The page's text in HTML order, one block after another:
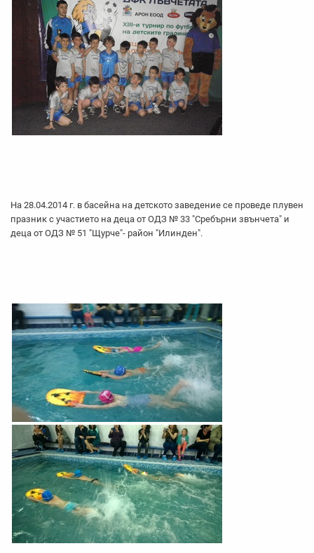
На 28.04.2014 г. в басейна на детското заведение се проведе плувен
празник с участието на деца от ОДЗ № 33 "Сребърни звънчета" и
деца от ОДЗ № 51 "Щурче"- район "Илинден".